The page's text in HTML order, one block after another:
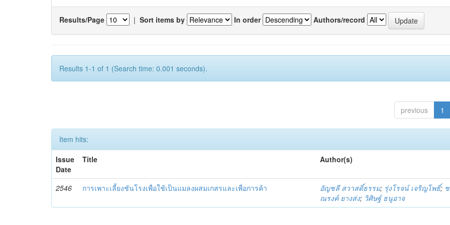
Results/Page | Sort items by In order Authors/record
Results 1-1 of 1 (Search time: 0.001 seconds).
previous 1
Item hits:
Issue
Date
Title Author(s)
2546 การเพาะเลี้ยงชันโรงเพื่อใช้เป็นแมลงผสมเกสรและเพื่อการค้า อัญชลี สวาสดิ์ธรรม; รุ่งโรจน์ เจริญโพธิ์;
ณรงค์ ยางส่ง; วิศิษฐ์ ธนูอาจ